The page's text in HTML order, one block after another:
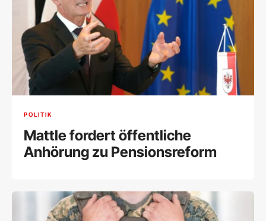
POLITIK
Mattle fordert öffentliche
Anhörung zu Pensionsreform